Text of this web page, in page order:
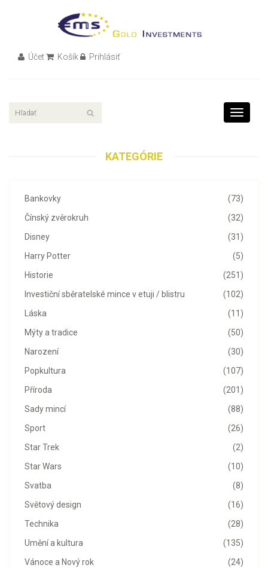
Účet Košík Prihlásiť
Toggle
KATEGÓRIE
(73)
Bankovky
(32)
Čínský zvěrokruh
(31)
Disney
(5)
Harry Potter
(251)
Historie
(102)
Investiční sběratelské mince v etuji / blistru
(11)
Láska
(50)
Mýty a tradice
(30)
Narození
(107)
Popkultura
(201)
Příroda
(88)
Sady mincí
(26)
Sport
(2)
Star Trek
(10)
Star Wars
(8)
Svatba
(16)
Světový design
(28)
Technika
(135)
Umění a kultura
(24)
Vánoce a Nový rok